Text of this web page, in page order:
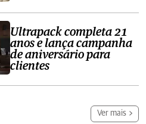
Ultrapack completa 21
anos e lança campanha
de aniversário para
clientes
Ver mais